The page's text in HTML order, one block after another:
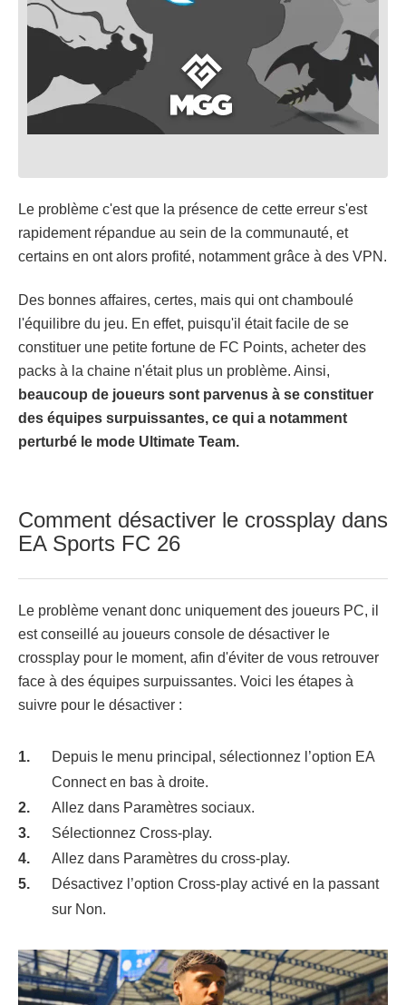
Le problème c'est que la présence de cette erreur s'est
rapidement répandue au sein de la communauté, et
certains en ont alors profité, notamment grâce à des VPN.
Des bonnes affaires, certes, mais qui ont chamboulé
l'équilibre du jeu. En effet, puisqu'il était facile de se
constituer une petite fortune de FC Points, acheter des
packs à la chaine n'était plus un problème. Ainsi,
beaucoup de joueurs sont parvenus à se constituer
des équipes surpuissantes, ce qui a notamment
perturbé le mode Ultimate Team.
Comment désactiver le crossplay dans
EA Sports FC 26
Le problème venant donc uniquement des joueurs PC, il
est conseillé au joueurs console de désactiver le
crossplay pour le moment, afin d'éviter de vous retrouver
face à des équipes surpuissantes. Voici les étapes à
suivre pour le désactiver :
Depuis le menu principal, sélectionnez l’option EA
Connect en bas à droite.
Allez dans Paramètres sociaux.
Sélectionnez Cross-play.
Allez dans Paramètres du cross-play.
Désactivez l’option Cross-play activé en la passant
sur Non.